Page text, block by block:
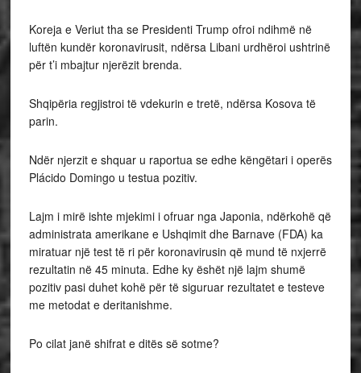
Koreja e Veriut tha se Presidenti Trump ofroi ndihmë në
luftën kundër koronavirusit, ndërsa Libani urdhëroi ushtrinë
për t’i mbajtur njerëzit brenda.
Shqipëria regjistroi të vdekurin e tretë, ndërsa Kosova të
parin.
Ndër njerzit e shquar u raportua se edhe këngëtari i operës
Plácido Domingo u testua pozitiv.
Lajm i mirë ishte mjekimi i ofruar nga Japonia, ndërkohë që
administrata amerikane e Ushqimit dhe Barnave (FDA) ka
miratuar një test të ri për koronavirusin që mund të nxjerrë
rezultatin në 45 minuta. Edhe ky ëshët një lajm shumë
pozitiv pasi duhet kohë për të siguruar rezultatet e testeve
me metodat e deritanishme.
Po cilat janë shifrat e ditës së sotme?